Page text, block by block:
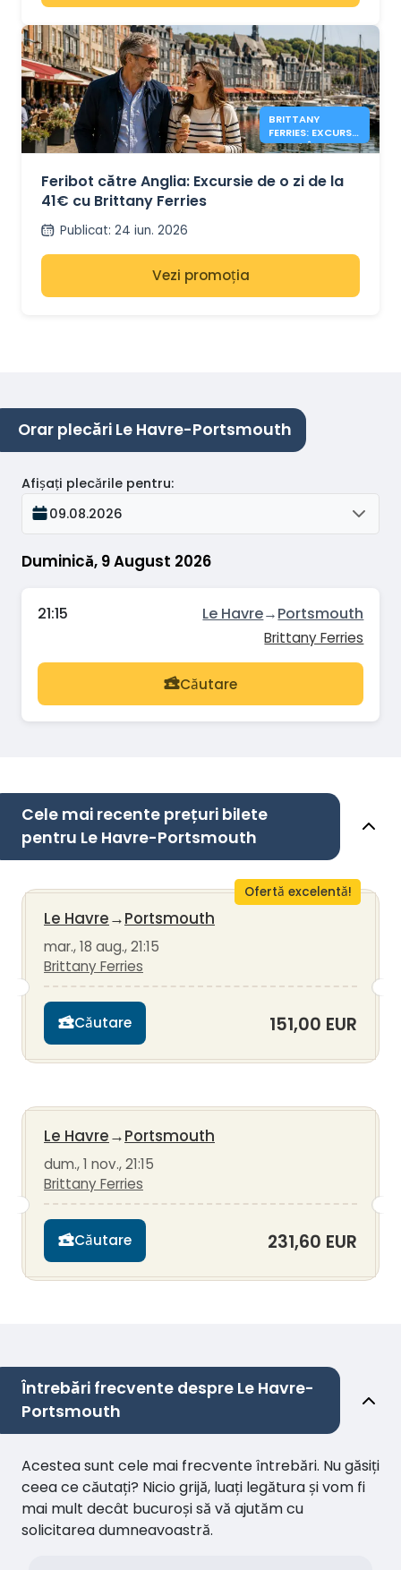
BRITTANY
FERRIES: EXCURSII
DE O ZI ÎN ANGLIA
Feribot către Anglia: Excursie de o zi de la
41€ cu Brittany Ferries
Publicat: 24 iun. 2026
Vezi promoția
Orar plecări Le Havre-Portsmouth
Duminică, 9 August 2026
Afișați plecările pentru:
09.08.2026
21:15 Le Havre→Portsmouth
Brittany Ferries
Căutare
Cele mai recente prețuri bilete
pentru Le Havre-Portsmouth
Ofertă excelentă!
Le Havre→Portsmouth
mar., 18 aug., 21:15
Brittany Ferries
Căutare 151,00 EUR
Le Havre→Portsmouth
dum., 1 nov., 21:15
Brittany Ferries
Căutare 231,60 EUR
Întrebări frecvente despre Le Havre-
Portsmouth
Acestea sunt cele mai frecvente întrebări. Nu găsiți
ceea ce căutați? Nicio grijă, luați legătura și vom fi
mai mult decât bucuroși să vă ajutăm cu
solicitarea dumneavoastră.